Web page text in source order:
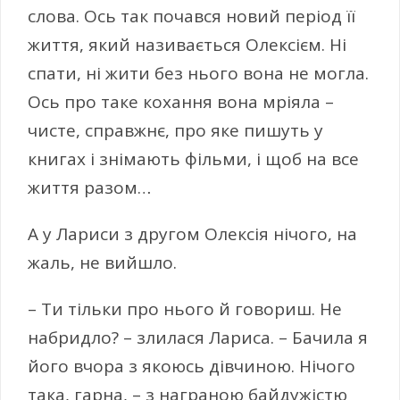
слова. Ось так почався новий період її
життя, який називається Олексієм. Ні
спати, ні жити без нього вона не могла.
Ось про таке кохання вона мріяла –
чисте, справжнє, про яке пишуть у
книгах і знімають фільми, і щоб на все
життя разом…
А у Лариси з другом Олексія нічого, на
жаль, не вийшло.
– Ти тільки про нього й говориш. Не
набридло? – злилася Лариса. – Бачила я
його вчора з якоюсь дівчиною. Нічого
така, гарна, – з награною байдужістю